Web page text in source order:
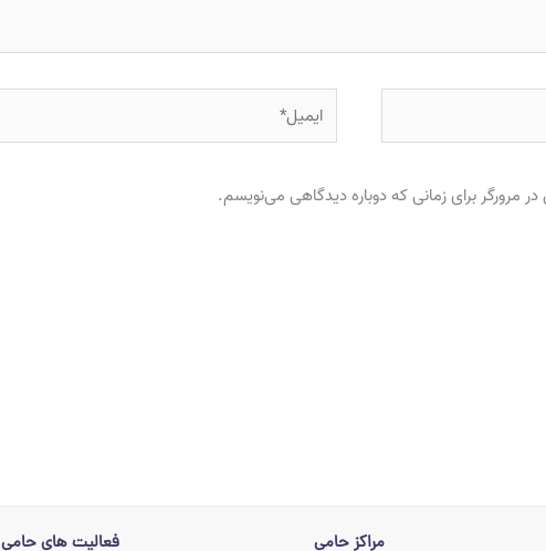
مرورگر برای زمانی که دوباره دیدگاهی می‌نویسم.
مراکز حامی فعالیت های حامی